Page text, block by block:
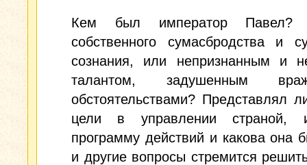
Кем был император Павел?
собственного сумасбродства и
сознания, или непризнанным и
талантом, задушенным
обстоятельствами? Представлял
цели в управлении страной,
программу действий и какова она
и другие вопросы стремится